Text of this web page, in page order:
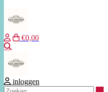
€0,00
inloggen